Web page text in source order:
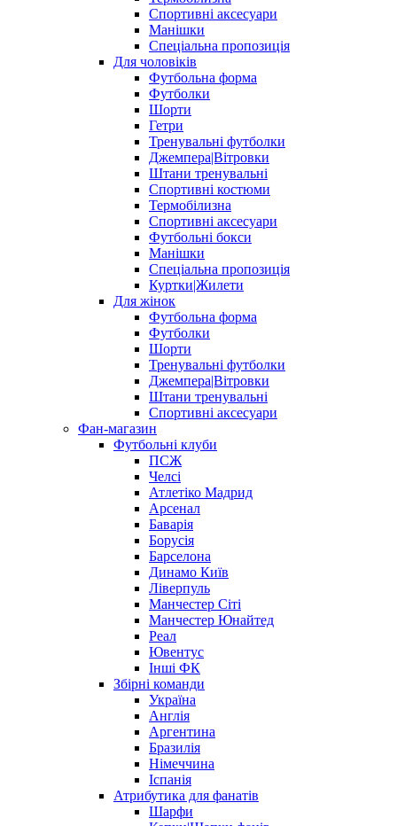
Спортивні аксесуари
Манішки
Спеціальна пропозиція
Для чоловіків
Футбольна форма
Футболки
Шорти
Гетри
Тренувальні футболки
Джемпера|Вітровки
Штани тренувальні
Спортивні костюми
Термобілизна
Спортивні аксесуари
Футбольні бокси
Манішки
Спеціальна пропозиція
Куртки|Жилети
Для жінок
Футбольна форма
Футболки
Шорти
Тренувальні футболки
Джемпера|Вітровки
Штани тренувальні
Спортивні аксесуари
Фан-магазин
Футбольні клуби
ПСЖ
Челсі
Атлетіко Мадрид
Арсенал
Баварія
Борусія
Барселона
Динамо Київ
Ліверпуль
Манчестер Сіті
Манчестер Юнайтед
Реал
Ювентус
Інші ФК
Збірні команди
Україна
Англія
Аргентина
Бразилія
Німеччина
Іспанія
Атрибутика для фанатів
Шарфи